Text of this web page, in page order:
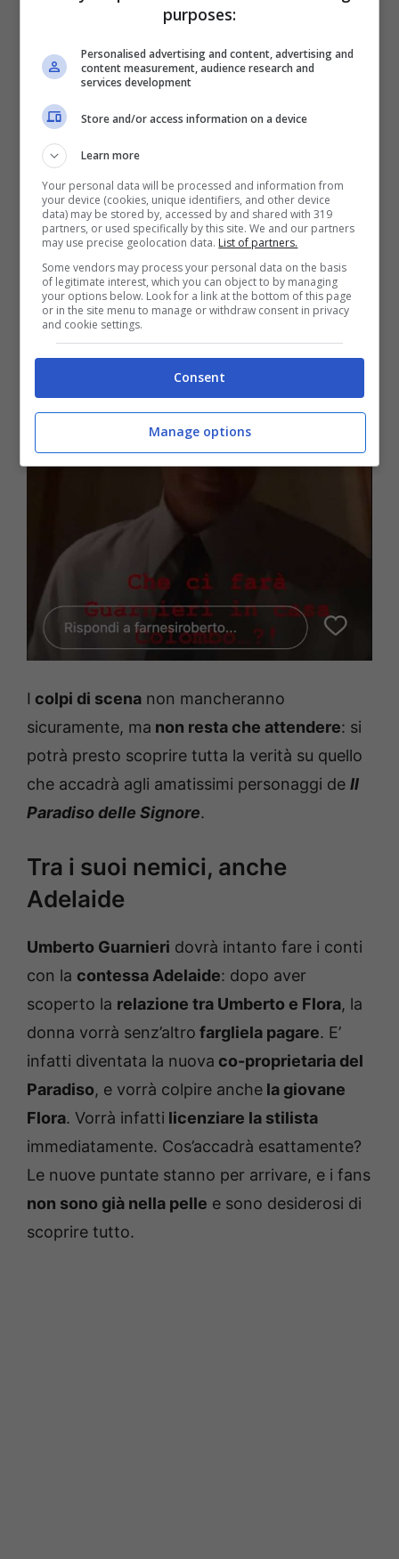
I colpi di scena non mancheranno
sicuramente, ma non resta che attendere: si
potrà presto scoprire tutta la verità su quello
che accadrà agli amatissimi personaggi de Il
Paradiso delle Signore.
Tra i suoi nemici, anche
Adelaide
Umberto Guarnieri dovrà intanto fare i conti
con la contessa Adelaide: dopo aver
scoperto la relazione tra Umberto e Flora, la
donna vorrà senz’altro fargliela pagare. E’
infatti diventata la nuova co-proprietaria del
Paradiso, e vorrà colpire anche la giovane
Flora. Vorrà infatti licenziare la stilista
immediatamente. Cos’accadrà esattamente?
Le nuove puntate stanno per arrivare, e i fans
non sono già nella pelle e sono desiderosi di
scoprire tutto.
purposes:
Personalised advertising and content, advertising and
content measurement, audience research and
services development
Store and/or access information on a device
Learn more
Your personal data will be processed and information from
your device (cookies, unique identifiers, and other device
data) may be stored by, accessed by and shared with 319
partners, or used specifically by this site. We and our partners
may use precise geolocation data. List of partners.
Some vendors may process your personal data on the basis
of legitimate interest, which you can object to by managing
your options below. Look for a link at the bottom of this page
or in the site menu to manage or withdraw consent in privacy
and cookie settings.
Consent
Manage options